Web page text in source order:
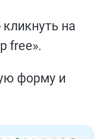
на
free».
форму и